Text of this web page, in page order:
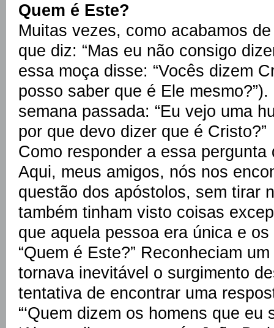
Quem é Este?
Muitas vezes, como acabamos
que diz: “Mas eu não consigo
essa moça disse: “Vocês dizem
posso saber que é Ele
semana passada: “Eu vejo uma
por que devo dizer que é Cristo?”
Como responder a essa
Aqui, meus amigos, nós nos
questão dos apóstolos, sem tirar
também tinham visto coisas
que aquela pessoa era única e
“Quem é Este?” Reconheciam
tornava inevitável o surgimento
tentativa de encontrar uma
“‘Quem dizem os homens que eu